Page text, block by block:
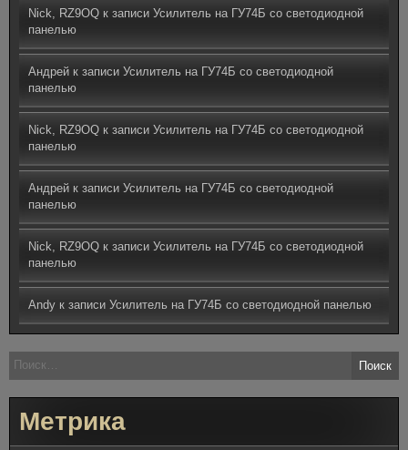
Nick, RZ9OQ к записи Усилитель на ГУ74Б со светодиодной
панелью
Андрей к записи Усилитель на ГУ74Б со светодиодной
панелью
Nick, RZ9OQ к записи Усилитель на ГУ74Б со светодиодной
панелью
Андрей к записи Усилитель на ГУ74Б со светодиодной
панелью
Nick, RZ9OQ к записи Усилитель на ГУ74Б со светодиодной
панелью
Andy к записи Усилитель на ГУ74Б со светодиодной панелью
Найти:
Метрика